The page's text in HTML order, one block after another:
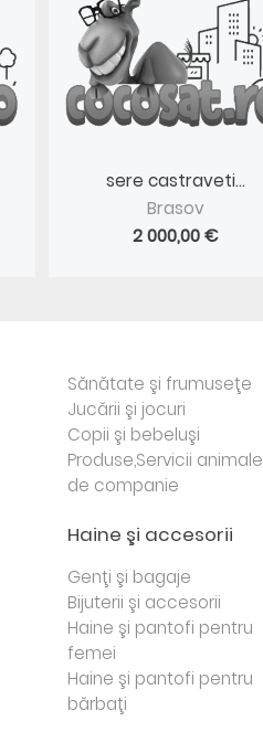
sere castraveti...
Brasov
2 000,00 €
Sănătate şi frumuseţe
Jucării şi jocuri
Copii şi bebeluşi
Produse,Servicii animale
de companie
Haine şi accesorii
Genţi şi bagaje
Bijuterii şi accesorii
Haine şi pantofi pentru
femei
Haine şi pantofi pentru
bărbaţi